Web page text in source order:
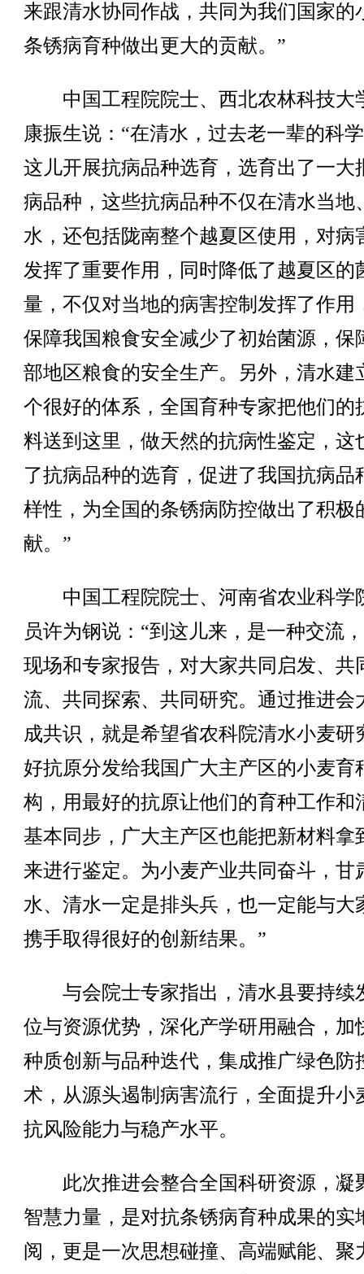
来跟清水协同作战，共同为我们国家的
条锈病育种做出更大的贡献。”
中国工程院院士、西北农林科技大
康振生说：“在清水，过去老一辈的科
这儿开展抗病品种选育，选育出了一大
病品种，这些抗病品种不仅在清水当地
水，还包括陇南整个越夏区使用，对病
发挥了重要作用，同时降低了越夏区的
量，不仅对当地的病害控制发挥了作用
保障我国粮食安全减少了初始菌源，保
部地区粮食的安全生产。另外，清水建
个很好的体系，全国育种专家把他们的
料送到这里，做天然的抗病性鉴定，这
了抗病品种的选育，促进了我国抗病品
样性，为全国的条锈病防控做出了积极
献。”
中国工程院院士、河南省农业科学
员许为钢说：“到这儿来，是一种交流
现场和专家报告，对大家共同启发、共
流、共同探索、共同研究。通过推进会
成共识，就是希望省农科院清水小麦研
好抗原分发给我国广大主产区的小麦育
构，用最好的抗原让他们的育种工作和
基本同步，广大主产区也能把新材料拿
来进行鉴定。为小麦产业共同奋斗，甘
水、清水一定是排头兵，也一定能与大
携手取得很好的创新结果。”
与会院士专家指出，清水县要持续
位与资源优势，深化产学研用融合，加
种质创新与品种迭代，集成推广绿色防
术，从源头遏制病害流行，全面提升小
抗风险能力与稳产水平。
此次推进会整合全国科研资源，凝
智慧力量，是对抗条锈病育种成果的实
阅，更是一次思想碰撞、高端赋能、聚